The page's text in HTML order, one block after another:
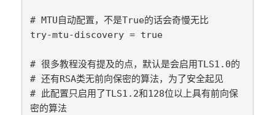
# MTU自动配置，不是True的话会奇慢无比
try-mtu-discovery = true
# 很多教程没有提及的点，默认是会启用TLS1.0的
# 还有RSA类无前向保密的算法，为了安全起见
# 此配置只启用了TLS1.2和128位以上具有前向保
密的算法